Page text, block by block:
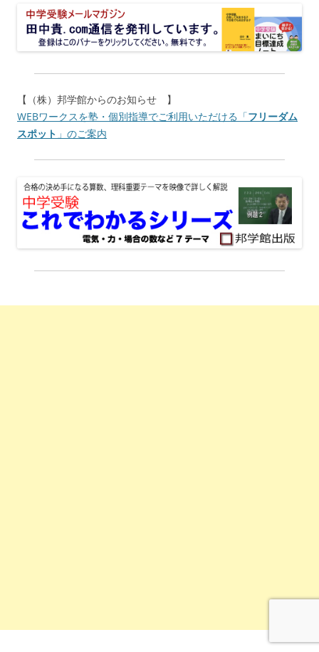
【（株）邦学館からのお知らせ 】
WEBワークスを塾・個別指導でご利用いただける「フリーダム
スポット 」のご案内